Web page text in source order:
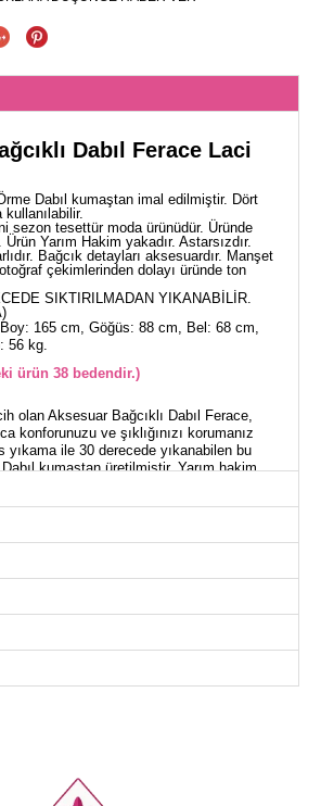
Dabıl Ferace Laci
Dabıl kumaştan imal edilmiştir. Dört
sezon tesettür moda ürünüdür. Üründe
Yarım Hakim yakadır. Astarsızdır.
Bağcık detayları aksesuardır. Manşet
çekimlerinden dolayı üründe ton
SIKTIRILMADAN YIKANABİLİR.
Boy: 165 cm, Göğüs: 88 cm, Bel: 68 cm,
56 kg.
ürün 38 bedendir.)
olan Aksesuar Bağcıklı Dabıl Ferace,
konforunuzu ve şıklığınızı korumanız
yıkama ile 30 derecede yıkanabilen bu
kumaştan üretilmiştir. Yarım hakim
yapısıyla hafiflik sağlar. Ürün,
kullanım sunar. Bağcıklı aksesuar
bir görünüm kazandırırken, manşet
rahatlık sunar.
BEDEN ÖLÇÜLERİ
94
138